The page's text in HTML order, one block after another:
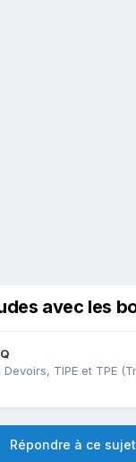
avec les
Devoirs, TIPE et TPE
Répondre à ce sujet